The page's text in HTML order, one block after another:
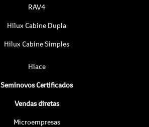
RAV4
Hilux Cabine Dupla
Hilux Cabine Simples
Hiace
Seminovos Certificados
Vendas diretas
Microempresas